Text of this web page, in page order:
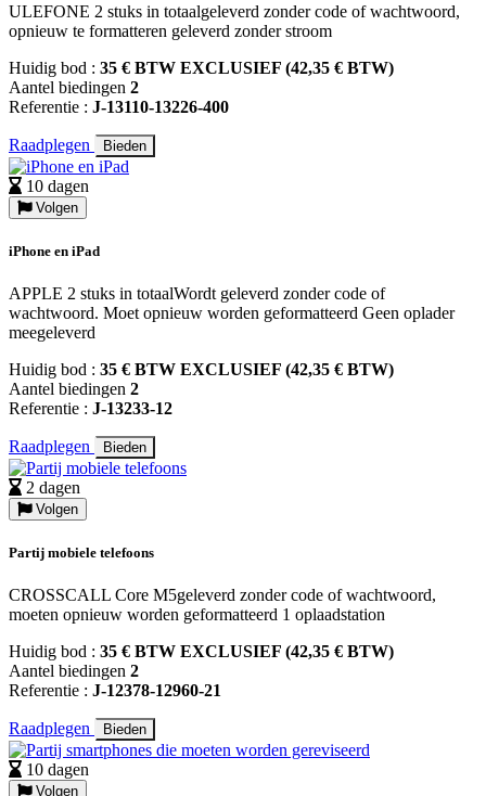
ULEFONE 2 stuks in totaalgeleverd zonder code of wachtwoord,
opnieuw te formatteren geleverd zonder stroom
Huidig bod : 35 € BTW EXCLUSIEF (42,35 € BTW)
Aantel biedingen 2
Referentie : J-13110-13226-400
Raadplegen Bieden
10 dagen
Volgen
iPhone en iPad
APPLE 2 stuks in totaalWordt geleverd zonder code of
wachtwoord. Moet opnieuw worden geformatteerd Geen oplader
meegeleverd
Huidig bod : 35 € BTW EXCLUSIEF (42,35 € BTW)
Aantel biedingen 2
Referentie : J-13233-12
Raadplegen Bieden
2 dagen
Volgen
Partij mobiele telefoons
CROSSCALL Core M5geleverd zonder code of wachtwoord,
moeten opnieuw worden geformatteerd 1 oplaadstation
Huidig bod : 35 € BTW EXCLUSIEF (42,35 € BTW)
Aantel biedingen 2
Referentie : J-12378-12960-21
Raadplegen Bieden
10 dagen
Volgen